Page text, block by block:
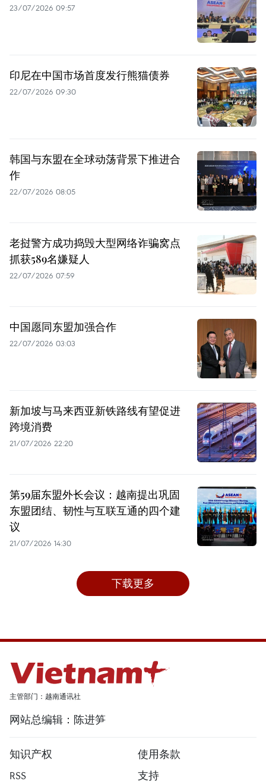
23/07/2026 09:57
印尼在中国市场首度发行熊猫债券
22/07/2026 09:30
韩国与东盟在全球动荡背景下推进合
作
22/07/2026 08:05
老挝警方成功捣毁大型网络诈骗窝点
抓获589名嫌疑人
22/07/2026 07:59
中国愿同东盟加强合作
22/07/2026 03:03
新加坡与马来西亚新铁路线有望促进
跨境消费
21/07/2026 22:20
第59届东盟外长会议：越南提出巩固
东盟团结、韧性与互联互通的四个建
议
21/07/2026 14:30
下载更多
主管部门：越南通讯社
网站总编辑：陈进笋
知识产权
使用条款
RSS
支持